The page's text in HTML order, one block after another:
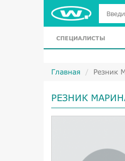
СПЕЦИАЛИСТЫ
Главная Резник
РЕЗНИК